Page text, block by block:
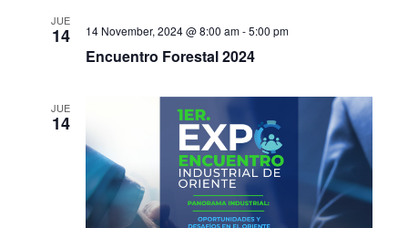
JUE
14 14 November, 2024 @ 8:00 am-5:00 pm
Encuentro Forestal 2024
JUE
14